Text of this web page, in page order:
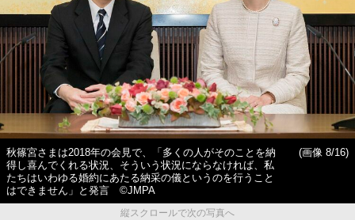
秋篠宮さまは2018年の会見で、「多くの人がそのことを納
得し喜んでくれる状況、そういう状況にならなければ、私
たちはいわゆる婚約にあたる納采の儀というのを行うこと
はできません」と発言 ©JMPA
(画像 8/16)
縦スクロールで次の写真へ